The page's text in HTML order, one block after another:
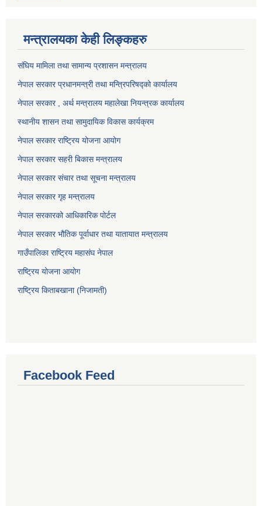
मन्त्रालयका केही लिङ्कहरु
संघिय मामिला तथा सामान्य प्रशासन मन्त्रालय
नेपाल सरकार प्रधानमन्त्री तथा मन्त्रिपरिषद्को कार्यालय
नेपाल सरकार , अर्थ मन्त्रालय महालेखा नियन्त्रक कार्यालय
स्थानीय शासन तथा सामुदायिक विकास कार्यक्रम
नेपाल सरकार राष्ट्रिय योजना आयोग
नेपाल सरकार सहरी बिकास मन्त्रालय
नेपाल सरकार संचार तथा सूचना मन्त्रालय
नेपाल सरकार गृह मन्त्रालय
नेपाल सरकारको आधिकारिक पोर्टल
नेपाल सरकार भौतिक पूर्वाधार तथा यातायात मन्त्रालय
गाउँपालिका राष्ट्रिय महासंघ नेपाल
राष्ट्रिय योजना आयोग
राष्ट्रिय किताबखाना (निजामती)
Facebook Feed